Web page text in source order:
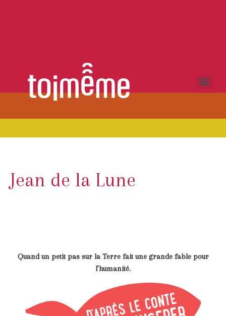
Jean de la Lune
Quand un petit pas sur la Terre fait une grande fable pour
l’humanité.